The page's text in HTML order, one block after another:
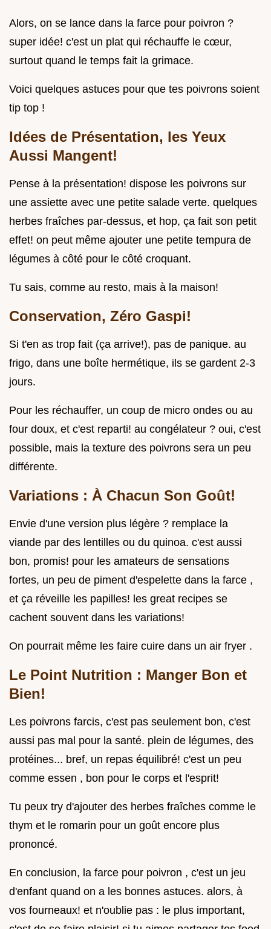
Alors, on se lance dans la farce pour poivron ?
super idée! c'est un plat qui réchauffe le cœur,
surtout quand le temps fait la grimace.
Voici quelques astuces pour que tes poivrons soient
tip top !
Idées de Présentation, les Yeux
Aussi Mangent!
Pense à la présentation! dispose les poivrons sur
une assiette avec une petite salade verte. quelques
herbes fraîches par-dessus, et hop, ça fait son petit
effet! on peut même ajouter une petite tempura de
légumes à côté pour le côté croquant.
Tu sais, comme au resto, mais à la maison!
Conservation, Zéro Gaspi!
Si t'en as trop fait (ça arrive!), pas de panique. au
frigo, dans une boîte hermétique, ils se gardent 2-3
jours.
Pour les réchauffer, un coup de micro ondes ou au
four doux, et c'est reparti! au congélateur ? oui, c'est
possible, mais la texture des poivrons sera un peu
différente.
Variations : À Chacun Son Goût!
Envie d'une version plus légère ? remplace la
viande par des lentilles ou du quinoa. c'est aussi
bon, promis! pour les amateurs de sensations
fortes, un peu de piment d'espelette dans la farce ,
et ça réveille les papilles! les great recipes se
cachent souvent dans les variations!
On pourrait même les faire cuire dans un air fryer .
Le Point Nutrition : Manger Bon et
Bien!
Les poivrons farcis, c'est pas seulement bon, c'est
aussi pas mal pour la santé. plein de légumes, des
protéines... bref, un repas équilibré! c'est un peu
comme essen , bon pour le corps et l'esprit!
Tu peux try d'ajouter des herbes fraîches comme le
thym et le romarin pour un goût encore plus
prononcé.
En conclusion, la farce pour poivron , c'est un jeu
d'enfant quand on a les bonnes astuces. alors, à
vos fourneaux! et n'oublie pas : le plus important,